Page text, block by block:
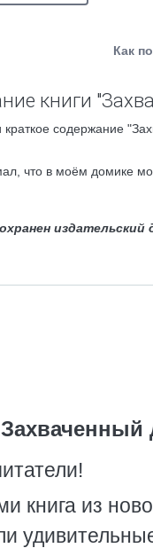
Как
книги
содержание
что в моём домике
издательский
книга из